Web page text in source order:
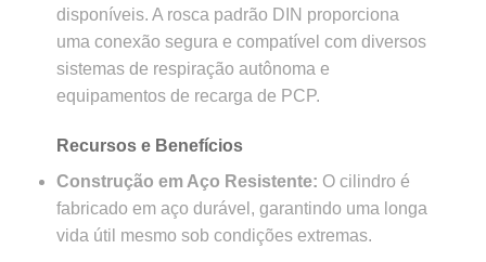
disponíveis. A rosca padrão DIN proporciona
uma conexão segura e compatível com diversos
sistemas de respiração autônoma e
equipamentos de recarga de PCP.
Recursos e Benefícios
Construção em Aço Resistente: O cilindro é
fabricado em aço durável, garantindo uma longa
vida útil mesmo sob condições extremas.